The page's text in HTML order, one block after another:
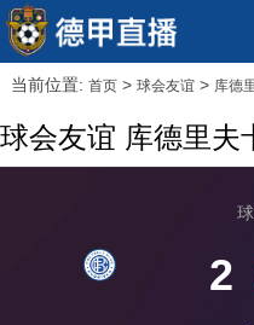
当前位置: 首页> 球会友谊> 库德
球会友谊 库德里夫
2